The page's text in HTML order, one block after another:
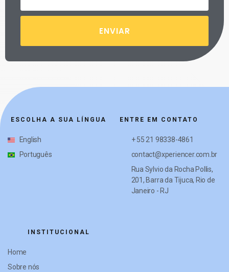
ENVIAR
ESCOLHA A SUA LÍNGUA
English
Português
ENTRE EM CONTATO
+ 55 21 98338-4861
contact@xperiencer.com.br
Rua Sylvio da Rocha Pollis,
201, Barra da Tijuca, Rio de
Janeiro - RJ
INSTITUCIONAL
Home
Sobre nós